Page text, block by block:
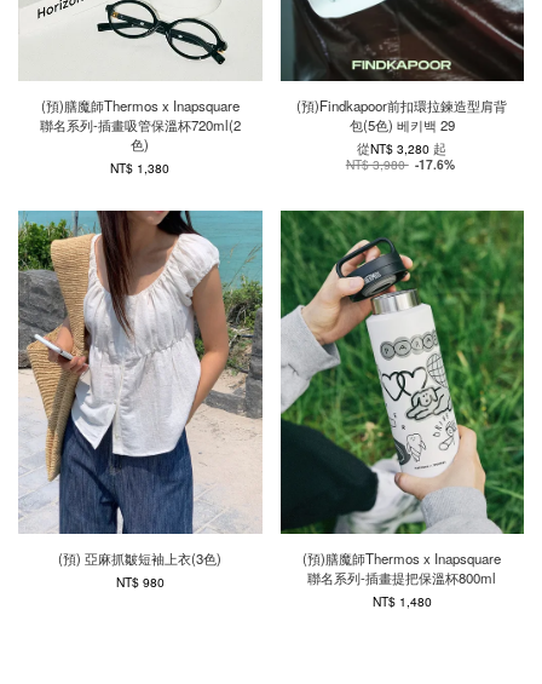
(預)膳魔師Thermos x Inapsquare
聯名系列-插畫吸管保溫杯720ml(2
色)
NT$ 1,380
(預)Findkapoor前扣環拉鍊造型肩背
包(5色) 베키백 29
從NT$ 3,280起
NT$ 3,980 -17.6%
(預) 亞麻抓皺短袖上衣(3色)
NT$ 980
(預)膳魔師Thermos x Inapsquare
聯名系列-插畫提把保溫杯800ml
NT$ 1,480